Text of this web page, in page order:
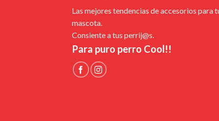
Las mejores tendencias de accesorios para
mascota.
Consiente a tus perrij@s.
Para puro perro Cool!!